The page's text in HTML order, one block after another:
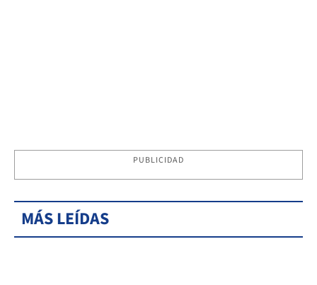
PUBLICIDAD
MÁS LEÍDAS